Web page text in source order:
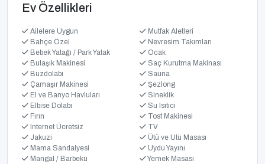
Ev Özellikleri
Ailelere Uygun
Bahçe Özel
Bebek Yatağı / Park Yatak
Bulaşık Makinesi
Buzdolabı
Çamaşır Makinesi
El ve Banyo Havluları
Elbise Dolabı
Fırın
Internet Ücretsiz
Jakuzi
Mama Sandalyesi
Mangal / Barbekü
Mutfak Aletleri
Nevresim Takımları
Ocak
Saç Kurutma Makinası
Sauna
Şezlong
Sineklik
Su Isıtıcı
Tost Makinesi
TV
Ütü ve Utü Masası
Uydu Yayını
Yemek Masası